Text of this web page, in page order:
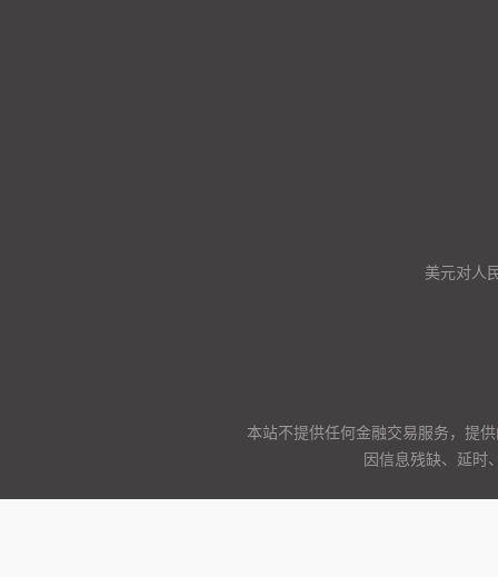
美元对人
本站不提供任何金融交易服务，提
因信息残缺、延时